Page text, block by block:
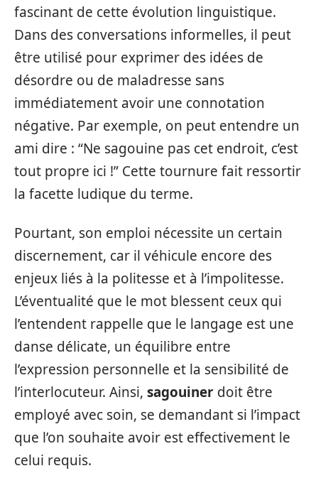
fascinant de cette évolution linguistique.
Dans des conversations informelles, il peut
être utilisé pour exprimer des idées de
désordre ou de maladresse sans
immédiatement avoir une connotation
négative. Par exemple, on peut entendre un
ami dire : “Ne sagouine pas cet endroit, c’est
tout propre ici !” Cette tournure fait ressortir
la facette ludique du terme.
Pourtant, son emploi nécessite un certain
discernement, car il véhicule encore des
enjeux liés à la politesse et à l’impolitesse.
L’éventualité que le mot blessent ceux qui
l’entendent rappelle que le langage est une
danse délicate, un équilibre entre
l’expression personnelle et la sensibilité de
l’interlocuteur. Ainsi, sagouiner doit être
employé avec soin, se demandant si l’impact
que l’on souhaite avoir est effectivement le
celui requis.